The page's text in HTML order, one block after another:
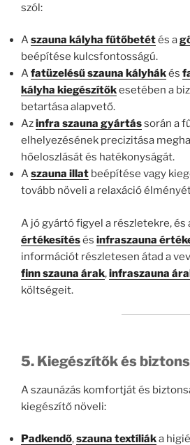
szól:
Aszauna kályha fűtőbetétés a
beépítése kulcsfontosságú.
Afatüzelésű szauna kályhákés
kályha kiegészítőkesetében a
betartása alapvető.
Azinfra szauna gyártássorán a
elhelyezésének precizitása
hőeloszlását és hatékonyságát.
Aszauna illat beépítése vagy
tovább növeli a relaxáció
A jó gyártó figyel a részletekre, és
értékesítésés infraszauna
információt részletesen átad a
finn szauna árak,infraszauna
költségeit.
5. Kiegészítők és
A szaunázás komfortját és
kiegészítő növeli:
Padkendő,szauna textíliáka